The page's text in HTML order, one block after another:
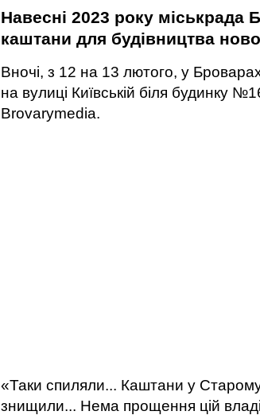
Навесні 2023 року міськрада
каштани для будівництва
Вночі, з 12 на 13 лютого, у
на вулиці Київській біля будинку
Brovarymedia.
«Таки спиляли... Каштани у
знищили... Нема прощення цій